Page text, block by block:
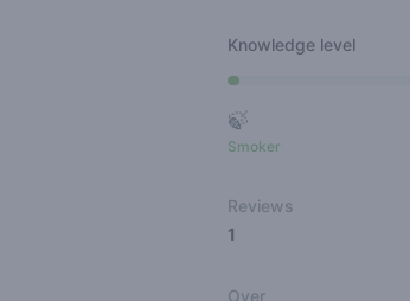
Knowledge level
🍃
Smoker
Reviews
1
Over